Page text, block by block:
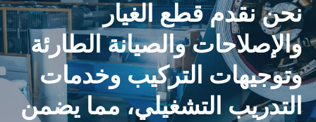
نحن نقدم قطع الغيار
والإصلاحات والصيانة الطارئة
وتوجيهات التركيب وخدمات
التدريب التشغيلي، مما يضمن